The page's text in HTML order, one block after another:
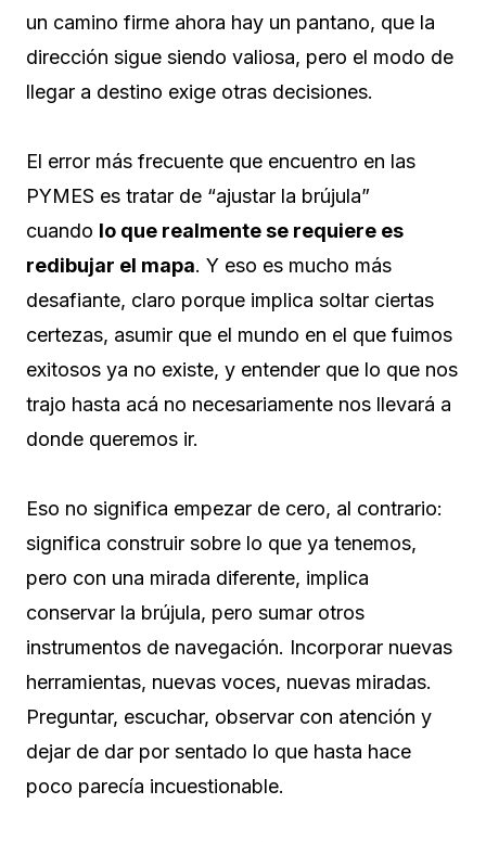
un camino firme ahora hay un pantano, que la
dirección sigue siendo valiosa, pero el modo de
llegar a destino exige otras decisiones.
El error más frecuente que encuentro en las
PYMES es tratar de “ajustar la brújula”
cuando lo que realmente se requiere es
redibujar el mapa. Y eso es mucho más
desafiante, claro porque implica soltar ciertas
certezas, asumir que el mundo en el que fuimos
exitosos ya no existe, y entender que lo que nos
trajo hasta acá no necesariamente nos llevará a
donde queremos ir.
Eso no significa empezar de cero, al contrario:
significa construir sobre lo que ya tenemos,
pero con una mirada diferente, implica
conservar la brújula, pero sumar otros
instrumentos de navegación. Incorporar nuevas
herramientas, nuevas voces, nuevas miradas.
Preguntar, escuchar, observar con atención y
dejar de dar por sentado lo que hasta hace
poco parecía incuestionable.